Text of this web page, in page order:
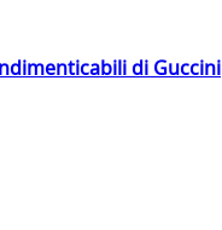
di Guccini